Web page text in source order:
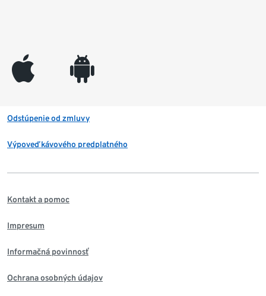
appleinc android
Odstúpenie od zmluvy
Výpoveď kávového predplatného
Kontakt a pomoc
Impresum
Informačná povinnosť
Ochrana osobných údajov